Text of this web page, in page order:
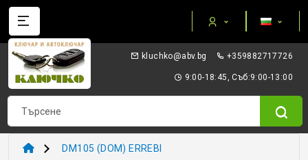
gb.vba@okhculk +359882717726
9:00-18:45, Съб:9:00-13:00
Категории
AUTEL ПРИБОРИ И ОБОРУДВАНЕ
I/O TERMINAL
KEYDIY - ПРИБОРИ КЛЮЧОВЕ ТРАНСПОНДЕРИ
DM105 (DOM) ERREBI